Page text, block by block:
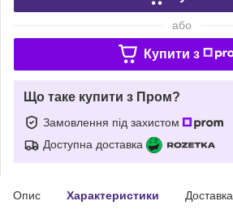
або
Купити з
Що таке купити з Пром?
Замовлення під захистом
Доступна доставка
Опис Характеристики Доставка